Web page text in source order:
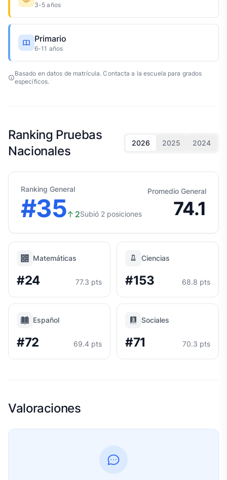
3-5 años
Primario
6-11 años
Basado en datos de matrícula. Contacta a la escuela para grados
específicos.
Ranking Pruebas
Nacionales
2026 2025 2024
Ranking General
#35↑ 2Subió 2 posiciones
Promedio General
74.1
Matemáticas
#24 77.3 pts
Ciencias
#153 68.8 pts
Español
#72 69.4 pts
Sociales
#71 70.3 pts
Valoraciones